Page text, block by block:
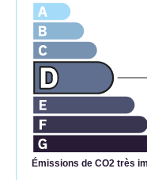
Émissions de CO2 très